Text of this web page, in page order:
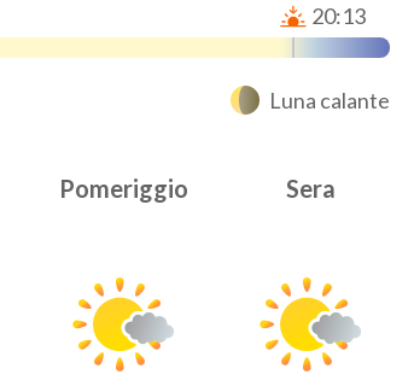
20:13
Luna calante
Pomeriggio Sera